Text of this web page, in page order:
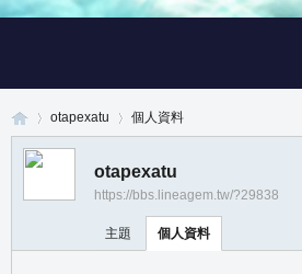
otapexatu 個人資料
otapexatu
https://bbs.lineagem.tw/?29838
主題 個人資料